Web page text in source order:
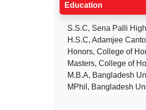
Education
S.S.C, Sena Palli
H.S.C, Adamjee
Honors, College of
Masters, College of
M.B.A, Bangladesh
MPhil, Bangladesh